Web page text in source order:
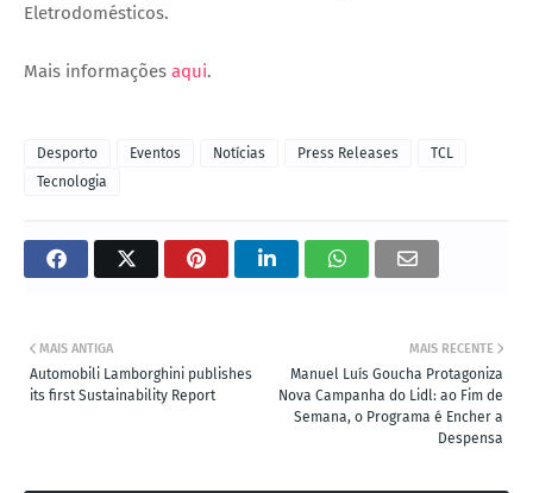
Eletrodomésticos.
Mais informações aqui.
Desporto Eventos Notícias Press Releases
TCL
Tecnologia
MAIS RECENTE
Manuel Luís Goucha Protagoniza
Nova Campanha do Lidl: ao Fim de
Semana, o Programa é Encher a
Despensa
MAIS ANTIGA
Automobili Lamborghini publishes
its first Sustainability Report